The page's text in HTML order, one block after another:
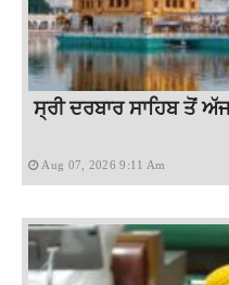
ਸ੍ਰੀ ਦਰਬਾਰ ਸਾਹਿਬ ਤੋਂ
Aug 07, 2026 9:11 Am